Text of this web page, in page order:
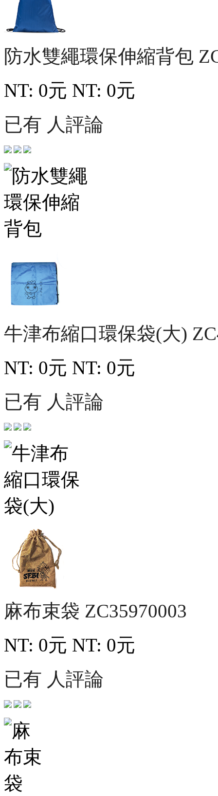
防水雙繩環保伸縮背包
NT: 0元 NT: 0元
已有 人評論
牛津布縮口環保袋(大)
NT: 0元 NT: 0元
已有 人評論
麻布束袋 ZC35970003
NT: 0元 NT: 0元
已有 人評論